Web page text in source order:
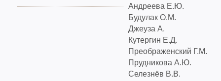
Андреева Е.Ю.
Будулак О.М.
Джеуза А.
Кутергин Е.Д.
Преображенский Г.М.
Прудникова А.Ю.
Селезнёв В.В.